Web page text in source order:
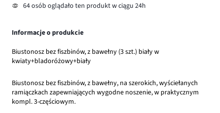
64 osób oglądało ten produkt w ciągu 24h
Informacje o produkcie
Biustonosz bez fiszbinów, z bawełny (3 szt.) biały w
kwiaty+bladoróżowy+biały
Biustonosz bez fiszbinów, z bawełny, na szerokich, wyściełanych
ramiączkach zapewniających wygodne noszenie, w praktycznym
kompl. 3-częściowym.